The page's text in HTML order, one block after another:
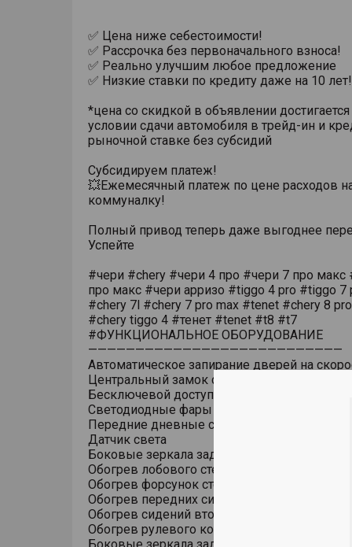
✅ Цена ниже себестоимости!
✅ Рассрочка без первоначального взноса!
✅ Реально улучшим любое предложение
✅ Низкие ставки по кредиту даже на 10 лет!
*цена со скидкой в объявлении
условии сдачи автомобиля в трейд-ин и
рыночной ставке без субсидий
Субсидируем платеж!
💥Ежемесячный платеж по цене расходов
коммуналку!
Полный привод теперь даже выгоднее
Успейте
#чери #chery #чери 4 про #чери 7 про макс
про макс #чери арризо #tiggo 4 pro #tiggo 7
#chery 7l #chery 7 pro max #tenet #chery 8
#chery tiggo 4 #тенет #tenet #t8 #t7
#ФУНКЦИОНАЛЬНОЕ ОБОРУДОВАНИЕ
———————————————————————————
Автоматическое запирание дверей на
Центральный замок с дистанционным
Бесключевой доступ (ключ в кармане)
Светодиодные фары основного света
Передние дневные светодиодные ходовые
Датчик света
Боковые зеркала заднего вида с обогревом
Обогрев лобового стекла
Обогрев форсунок стеклоомывателя
Обогрев передних сидений
Обогрев сидений второго ряда
Обогрев рулевого колеса